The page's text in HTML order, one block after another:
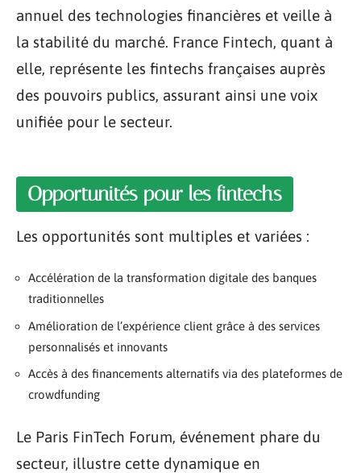
annuel des technologies financières et veille à
la stabilité du marché. France Fintech, quant à
elle, représente les fintechs françaises auprès
des pouvoirs publics, assurant ainsi une voix
unifiée pour le secteur.
Opportunités pour les fintechs
Les opportunités sont multiples et variées :
Accélération de la transformation digitale des banques
traditionnelles
Amélioration de l’expérience client grâce à des services
personnalisés et innovants
Accès à des financements alternatifs via des plateformes de
crowdfunding
Le Paris FinTech Forum, événement phare du
secteur, illustre cette dynamique en